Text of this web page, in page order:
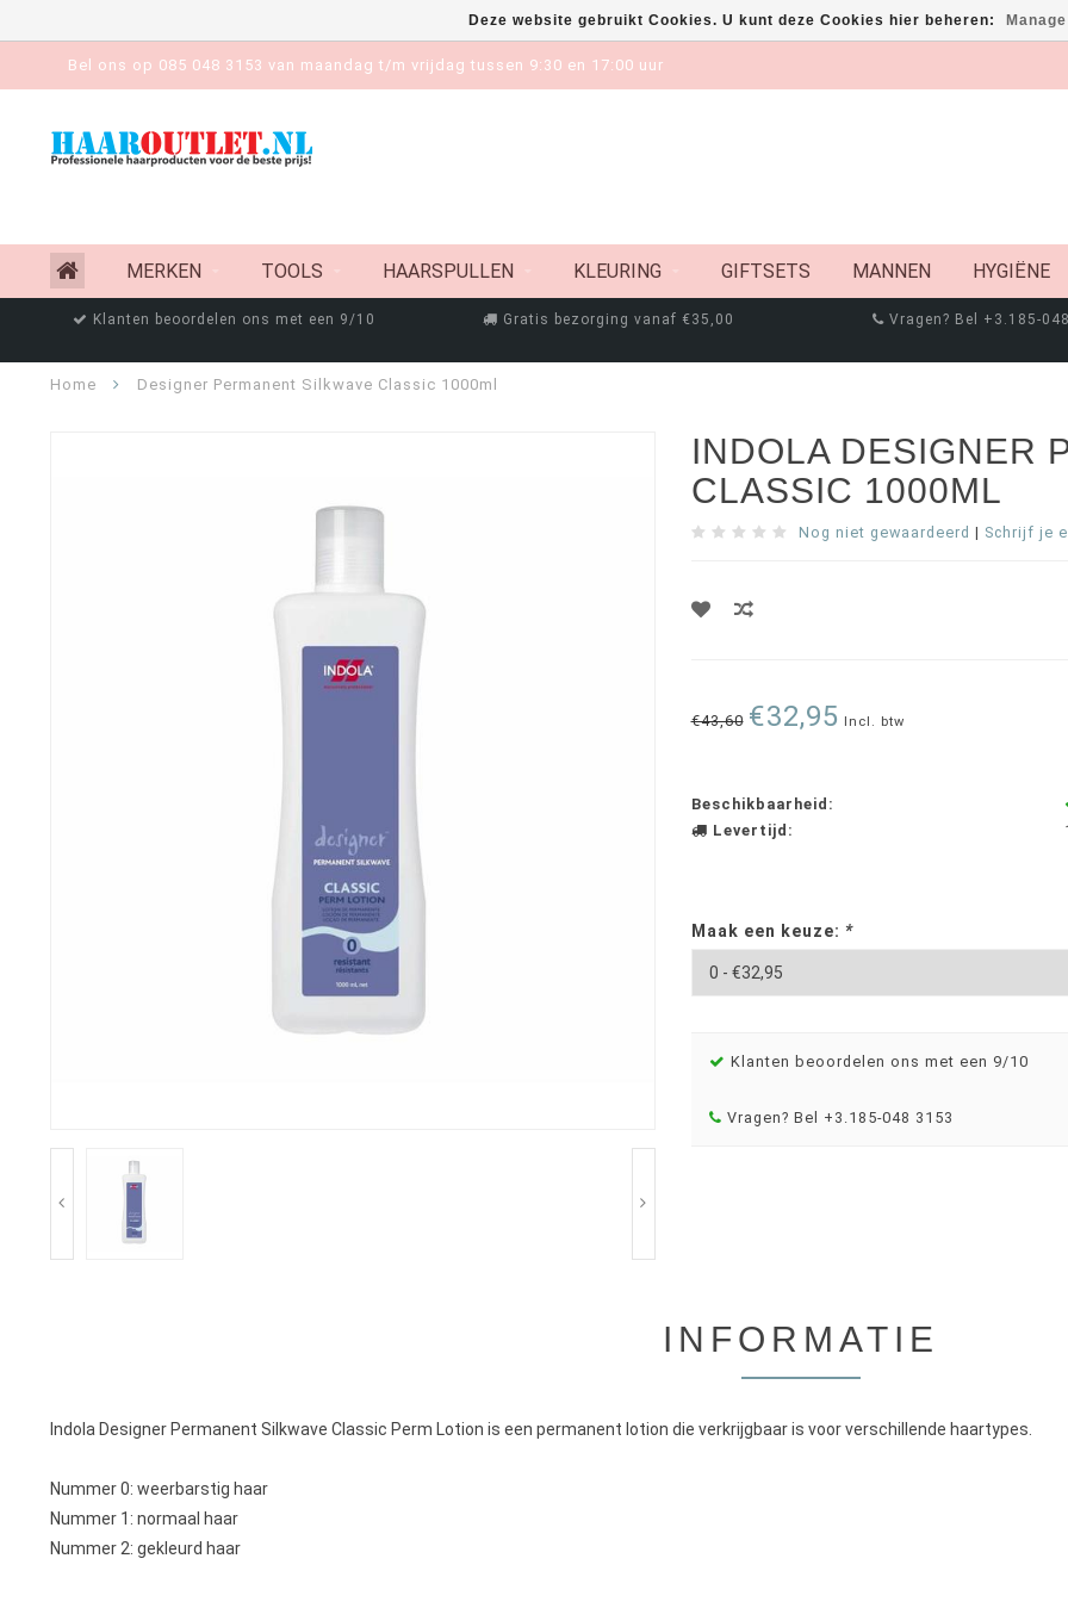
Bel ons op 085 048 3153 van maandag t/m vrijdag tussen 9:30 en 17:00 uur
MERKEN TOOLS HAARSPULLEN KLEURING GIFTSETS MANNEN HYGIËNE
Klanten beoordelen ons met een 9/10 Gratis bezorging vanaf €35,00 Vragen? Bel +3.185-
Home Designer Permanent Silkwave Classic 1000ml
INDOLA DESIGNER
CLASSIC 1000ML
Nog niet gewaardeerd | Schrijf je
€43,60 €32,95 Incl. btw
Beschikbaarheid:
Levertijd:
Maak een keuze: *
Klanten beoordelen ons met een 9/10
Vragen? Bel +3.185-048 3153
INFORMATIE
Indola Designer Permanent Silkwave Classic Perm Lotion is een permanent lotion die verkrijgbaar is voor verschillende haartypes.
Nummer 0: weerbarstig haar
Nummer 1: normaal haar
Nummer 2: gekleurd haar
Deze website gebruikt Cookies. U kunt deze Cookies hier beheren: